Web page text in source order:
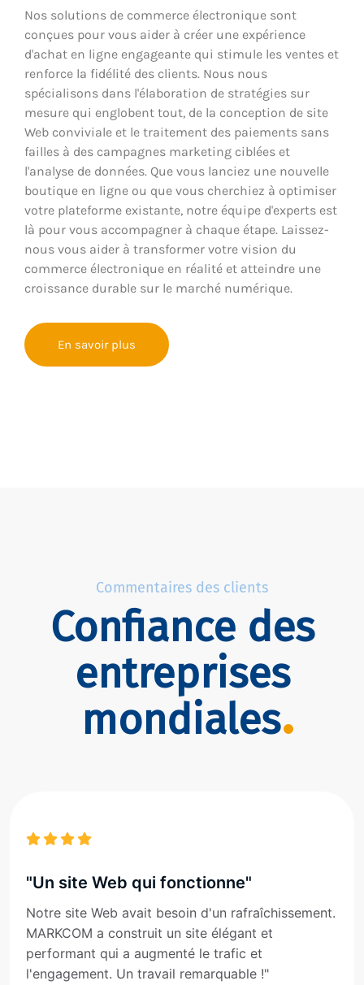
Nos solutions de commerce électronique sont
conçues pour vous aider à créer une expérience
d'achat en ligne engageante qui stimule les ventes et
renforce la fidélité des clients. Nous nous
spécialisons dans l'élaboration de stratégies sur
mesure qui englobent tout, de la conception de site
Web conviviale et le traitement des paiements sans
failles à des campagnes marketing ciblées et
l'analyse de données. Que vous lanciez une nouvelle
boutique en ligne ou que vous cherchiez à optimiser
votre plateforme existante, notre équipe d'experts est
là pour vous accompagner à chaque étape. Laissez-
nous vous aider à transformer votre vision du
commerce électronique en réalité et atteindre une
croissance durable sur le marché numérique.
En savoir plus
Commentaires des clients
Confiance des
entreprises
mondiales
"Un site Web qui fonctionne"
Notre site Web avait besoin d'un rafraîchissement.
MARKCOM a construit un site élégant et
performant qui a augmenté le trafic et
l'engagement. Un travail remarquable !"